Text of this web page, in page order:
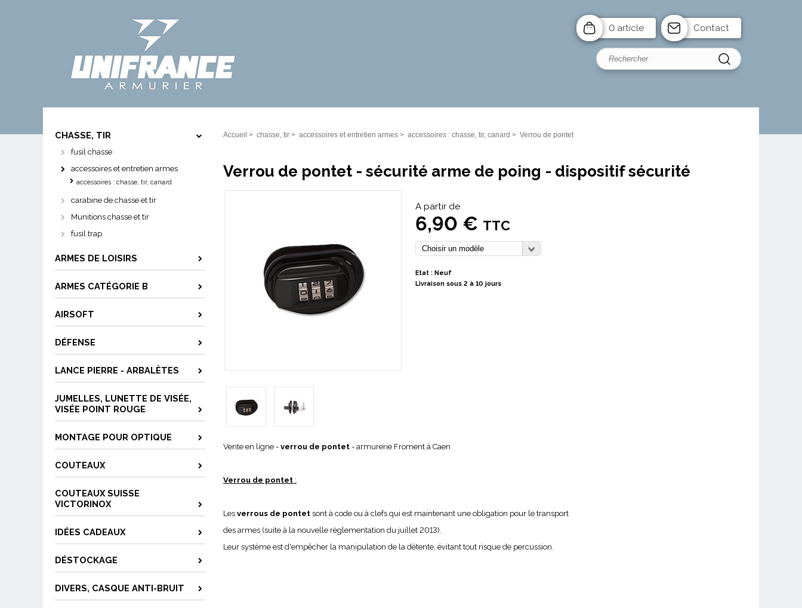
0 article Contact
CHASSE, TIR
fusil chasse
accessoires et entretien armes
accessoires : chasse, tir, canard
carabine de chasse et tir
Munitions chasse et tir
fusil trap
ARMES DE LOISIRS
ARMES CATÉGORIE B
AIRSOFT
DÉFENSE
LANCE PIERRE - ARBALÈTES
JUMELLES, LUNETTE DE VISÉE,
VISÉE POINT ROUGE
MONTAGE POUR OPTIQUE
COUTEAUX
COUTEAUX SUISSE
VICTORINOX
IDÉES CADEAUX
DÉSTOCKAGE
DIVERS, CASQUE ANTI-BRUIT
Accueil > chasse, tir > accessoires et entretien armes > accessoires : chasse, tir, canard > Verrou de pontet
Verrou de pontet - sécurité arme de poing - dispositif sécurité
A partir de
6,90 € TTC
Etat : Neuf
Livraison sous 2 à 10 jours
Vente en ligne - verrou de pontet - armurerie Froment à Caen
Verrou de pontet :
Les verrous de pontet sont à code ou à clefs qui est maintenant une obligation pour le transport
des armes (suite à la nouvelle règlementation du juillet 2013).
Leur système est d'empêcher la manipulation de la détente, évitant tout risque de percussion.